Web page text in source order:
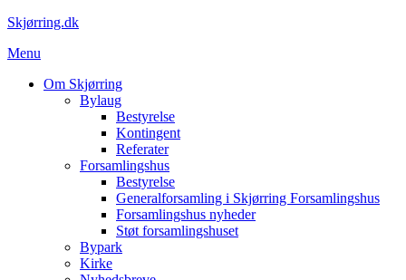
Spring
indhold
Skjørring.dk
Menu
Om Skjørring
Bylaug
Bestyrelse
Kontingent
Referater
Forsamlingshus
Bestyrelse
Generalforsamling i Skjørring Forsamlingshus
Forsamlingshus nyheder
Støt forsamlingshuset
Bypark
Kirke